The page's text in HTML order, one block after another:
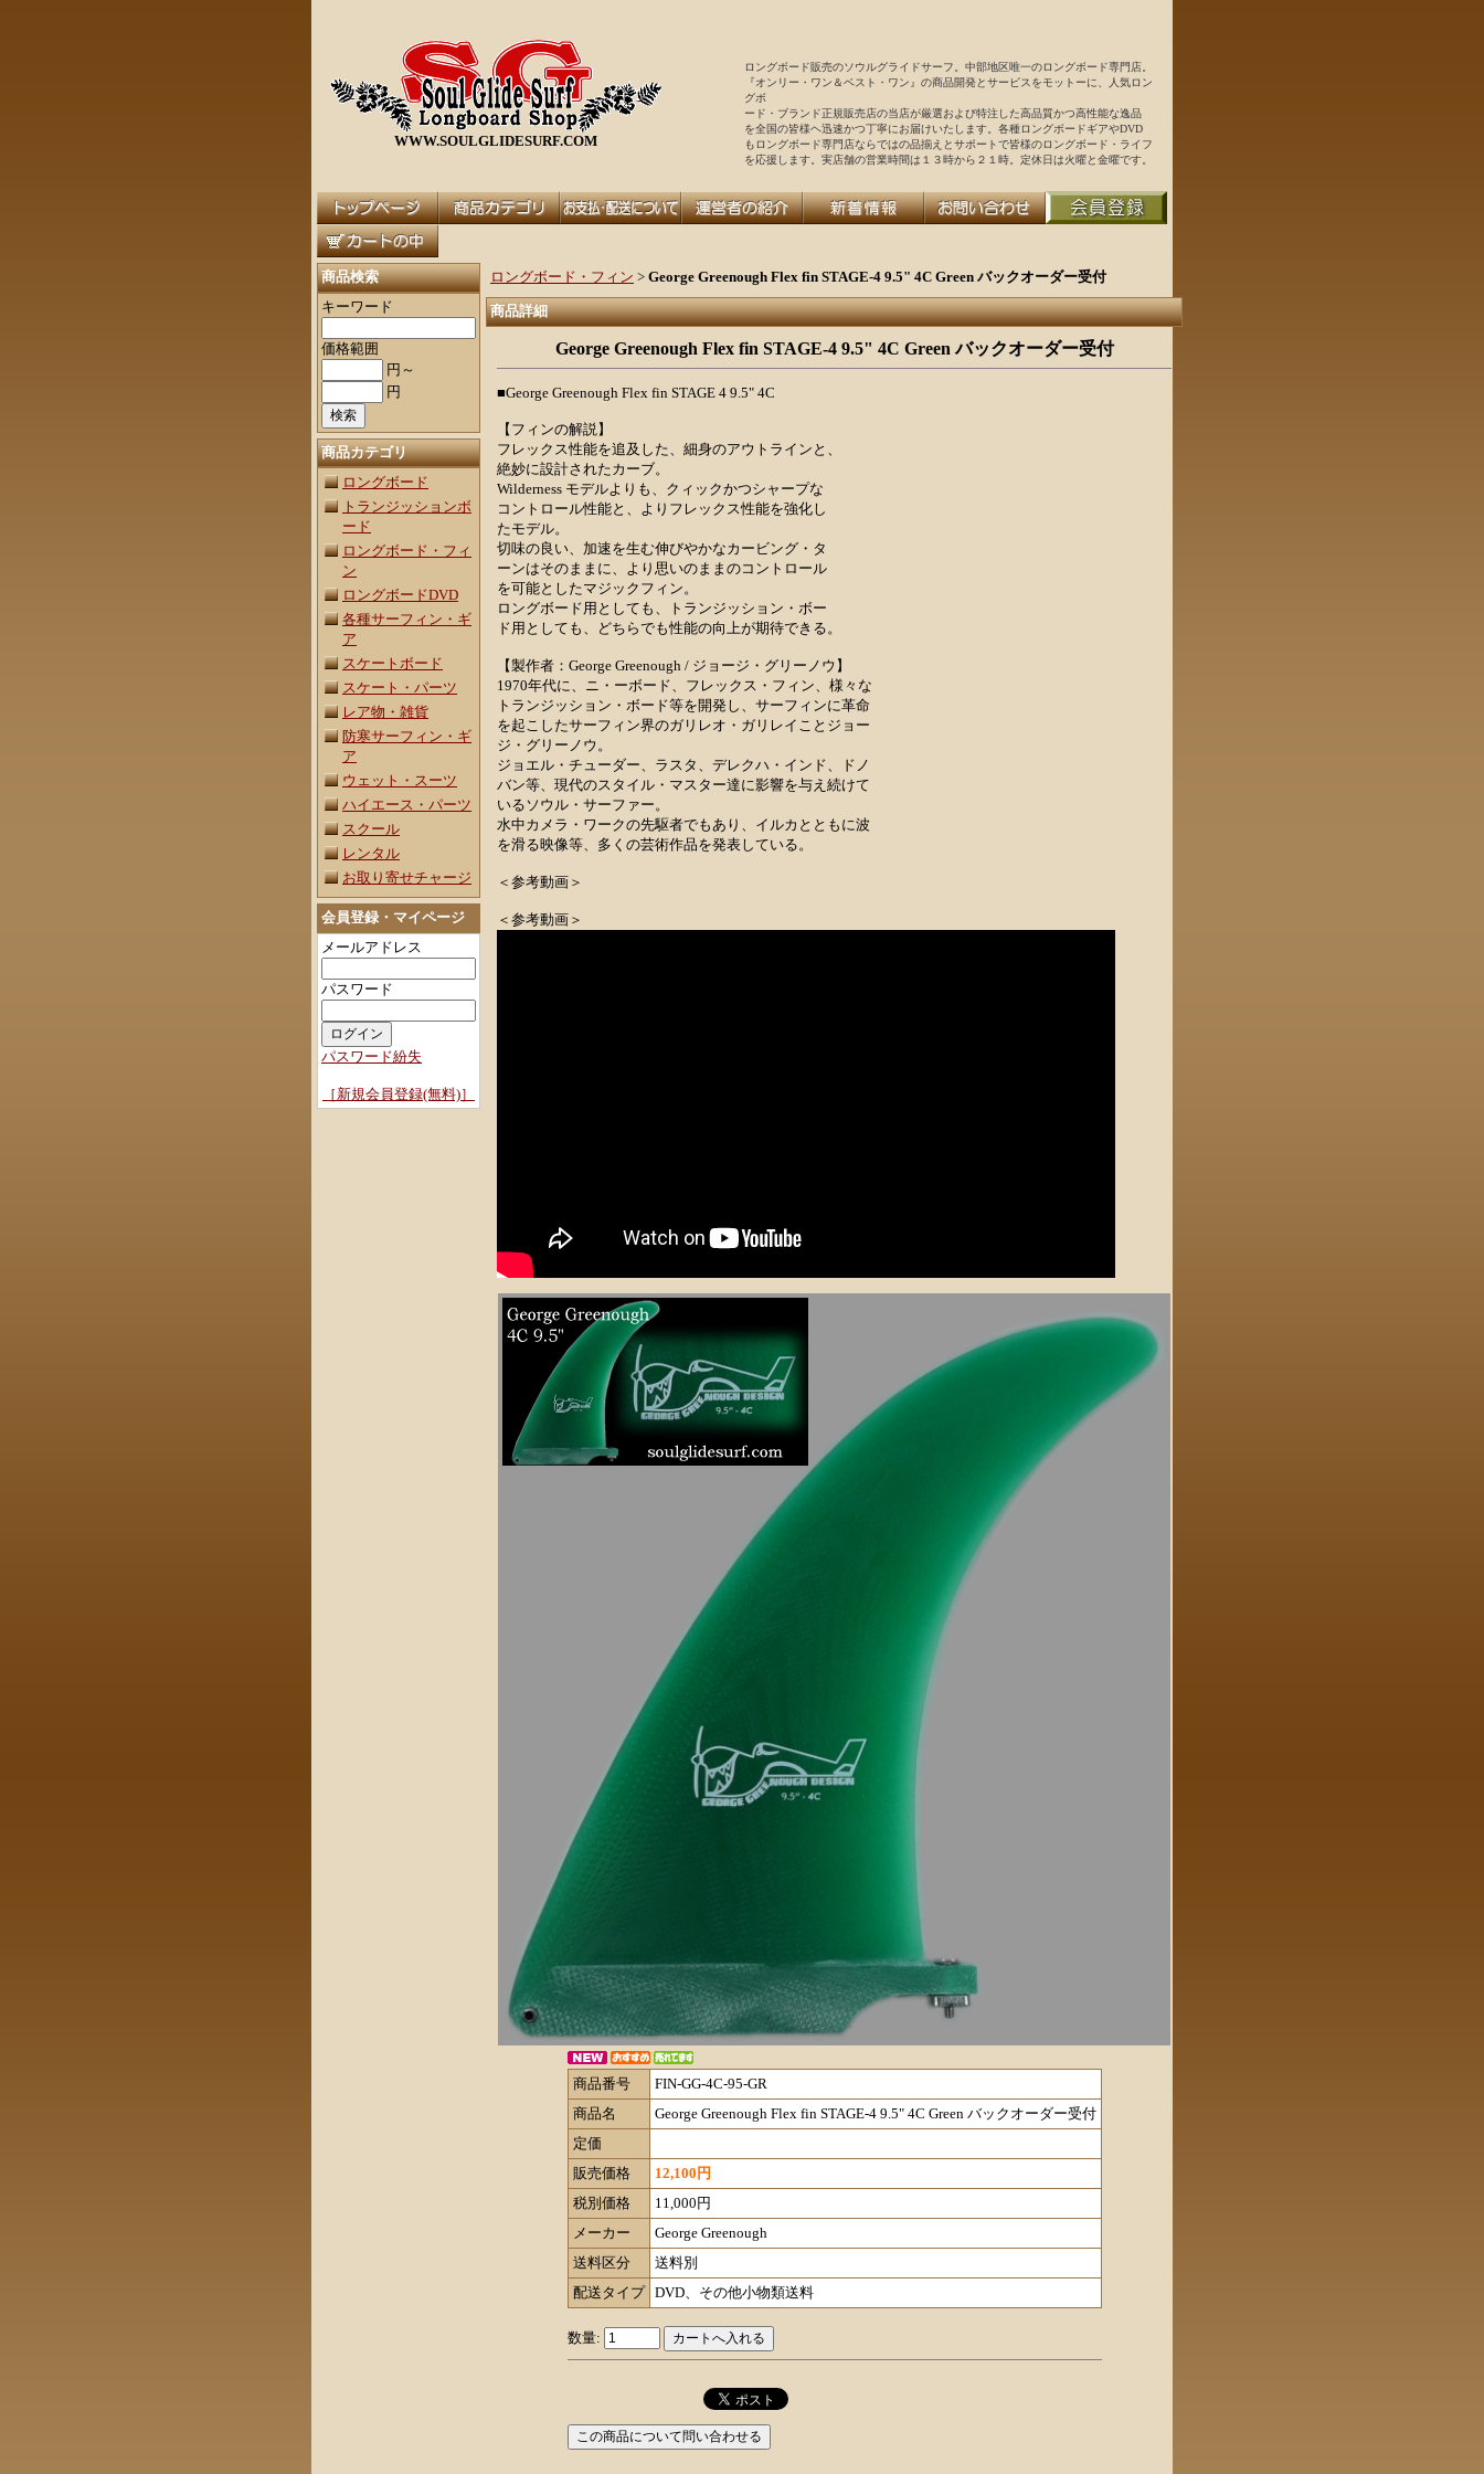
WWW.SOULGLIDESURF.COM
ロングボード販売のソウルグライドサーフ。中部地区唯一のロングボード専門店。
『オンリー・ワン＆ベスト・ワン』の商品開発とサービスをモットーに、人気ロン
グボ
ード・ブランド正規販売店の当店が厳選および特注した高品質かつ高性能な逸品
を全国の皆様ヘ迅速かつ丁寧にお届けいたします。各種ロングボードギアやDVD
もロングボード専門店ならではの品揃えとサポートで皆様のロングボード・ライフ
を応援します。実店舗の営業時間は１３時から２１時。定休日は火曜と金曜です。
商品検索
キーワード
価格範囲
円～
円
商品カテゴリ
ロングボード
トランジッションボ
ード
ロングボード・フィ
ン
ロングボードDVD
各種サーフィン・ギ
ア
スケートボード
スケート・パーツ
レア物・雑貨
防寒サーフィン・ギ
ア
ウェット・スーツ
ハイエース・パーツ
スクール
レンタル
お取り寄せチャージ
会員登録・マイページ
メールアドレス
パスワード
パスワード紛失
［新規会員登録(無料)］
ロングボード・フィン > George Greenough Flex fin STAGE-4 9.5" 4C Green バックオーダー受付
商品詳細
George Greenough Flex fin STAGE-4 9.5" 4C Green バックオーダー受付
■George Greenough Flex fin STAGE 4 9.5" 4C
【フィンの解説】
フレックス性能を追及した、細身のアウトラインと、
絶妙に設計されたカーブ。
Wilderness モデルよりも、クィックかつシャープな
コントロール性能と、よりフレックス性能を強化し
たモデル。
切味の良い、加速を生む伸びやかなカービング・タ
ーンはそのままに、より思いのままのコントロール
を可能としたマジックフィン。
ロングボード用としても、トランジッション・ボー
ド用としても、どちらでも性能の向上が期待できる。
【製作者：George Greenough / ジョージ・グリーノウ】
1970年代に、ニ・ーボード、フレックス・フィン、様々な
トランジッション・ボード等を開発し、サーフィンに革命
を起こしたサーフィン界のガリレオ・ガリレイことジョー
ジ・グリーノウ。
ジョエル・チューダー、ラスタ、デレクハ・インド、ドノ
バン等、現代のスタイル・マスター達に影響を与え続けて
いるソウル・サーファー。
水中カメラ・ワークの先駆者でもあり、イルカとともに波
を滑る映像等、多くの芸術作品を発表している。
＜参考動画＞
＜参考動画＞
商品番号
FIN-GG-4C-95-GR
商品名
George Greenough Flex fin STAGE-4 9.5" 4C Green バックオーダー受付
定価
販売価格
12,100円
税別価格
11,000円
メーカー
George Greenough
送料区分
送料別
配送タイプ
DVD、その他小物類送料
数量: